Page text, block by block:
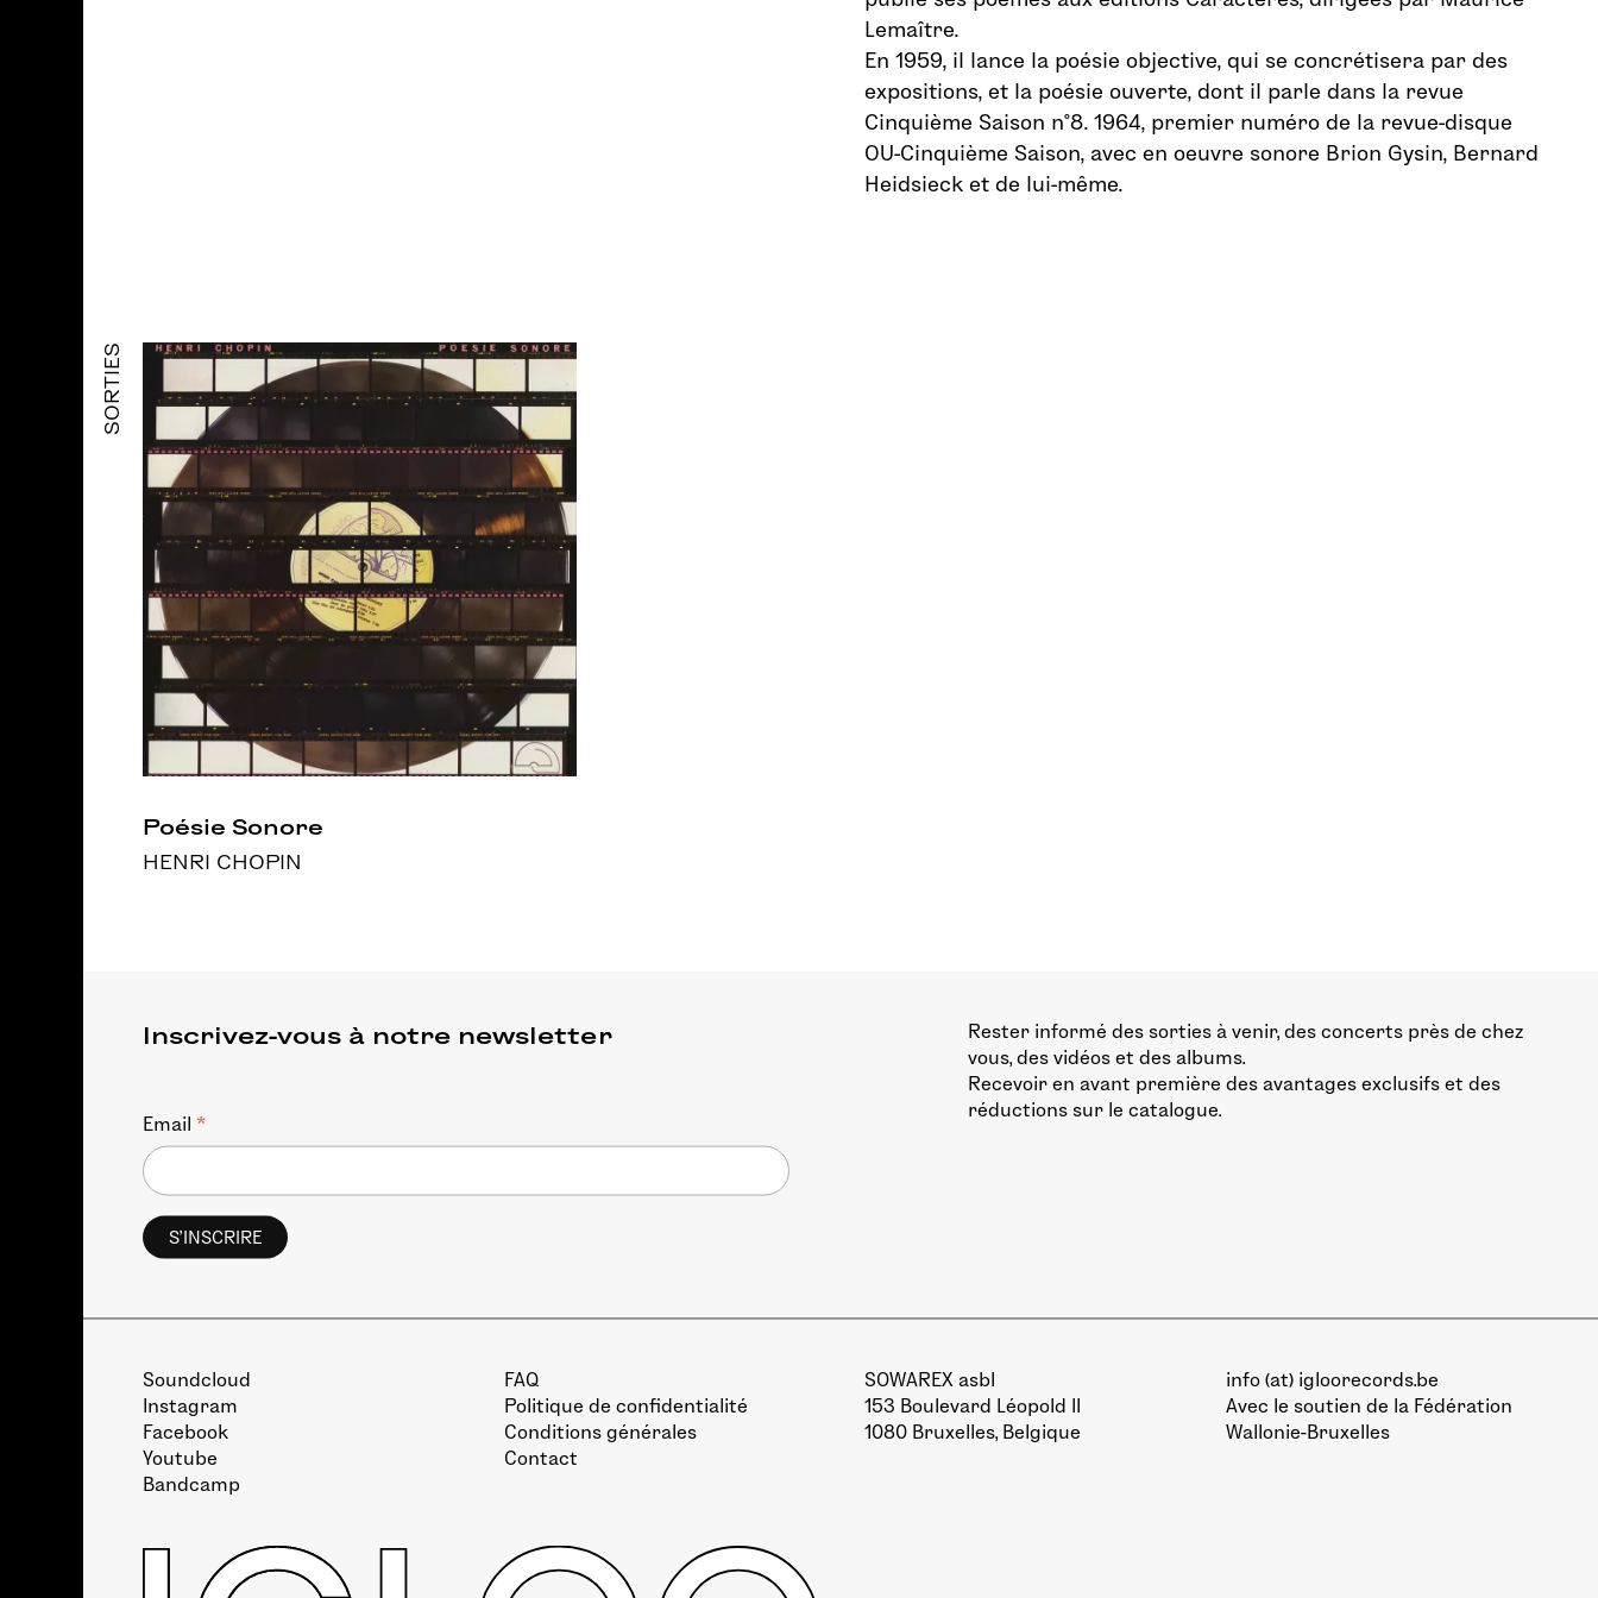
Lemaître.
En 1959, il lance la poésie objective, qui se concrétisera par des
expositions, et la poésie ouverte, dont il parle dans la revue
Cinquième Saison n°8. 1964, premier numéro de la revue-disque
OU-Cinquième Saison, avec en oeuvre sonore Brion Gysin, Bernard
Heidsieck et de lui-même.
SORTIES
Poésie Sonore
HENRI CHOPIN
Rester informé des sorties à venir, des concerts près de chez
vous, des vidéos et des albums.
Recevoir en avant première des avantages exclusifs et des
réductions sur le catalogue.
Inscrivez-vous à notre newsletter
Email *
Soundcloud
Instagram
Facebook
Youtube
Bandcamp
FAQ
Politique de confidentialité
Conditions générales
Contact
SOWAREX asbl
153 Boulevard Léopold II
1080 Bruxelles, Belgique
info (at) igloorecords.be
Avec le soutien de la Fédération
Wallonie-Bruxelles